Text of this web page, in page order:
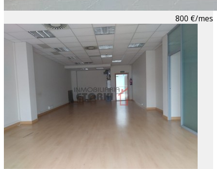
800 €/mes